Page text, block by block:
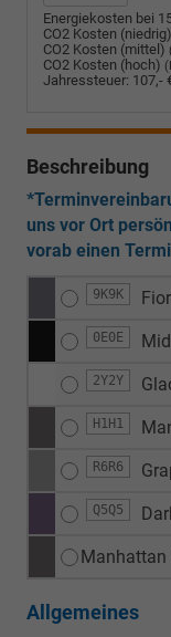
Energiekosten bei
CO2 Kosten (niedrig)
CO2 Kosten (mittel)
CO2 Kosten (hoch)
Jahressteuer: 107,-
Beschreibung
uns vor Ort
vorab einen
9K9K
0E0E
2Y2Y
H1H1
R6R6
Q5Q5
Manhattan
Allgemeines